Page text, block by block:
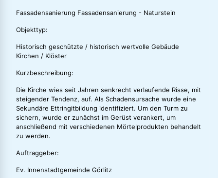
Fassadensanierung Fassadensanierung - Naturstein
Objekttyp:
Historisch geschützte / historisch wertvolle Gebäude
Kirchen / Klöster
Kurzbeschreibung:
Die Kirche wies seit Jahren senkrecht verlaufende Risse, mit
steigender Tendenz, auf. Als Schadensursache wurde eine
Sekundäre Ettringitbildung identifiziert. Um den Turm zu
sichern, wurde er zunächst im Gerüst verankert, um
anschließend mit verschiedenen Mörtelprodukten behandelt
zu werden.
Auftraggeber:
Ev. Innenstadtgemeinde Görlitz